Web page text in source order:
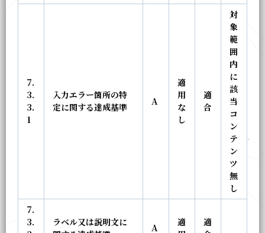
7.
3.
3.
1
入力エラー箇所の特
定に関する達成基準
A
適
用
な
し
適
合
対
象
範
囲
内
に
該
当
コ
ン
テ
ン
ツ
無
し
7.
3.
ラベル又は説明文に
A
適
適